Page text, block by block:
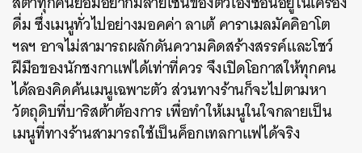
ดื่ม ซึ่งเมนูทั่วไปอย่างมอคค่า ลาเต้ คาราเมลมัคคิอาโต
ฯลฯ อาจไม่สามารถผลักดันความคิดสร้างสรรค์และโชว์
ฝีมือของนักชงกาแฟได้เท่าที่ควร จึงเปิดโอกาสให้ทุกคน
ได้ลองคิดค้นเมนูเฉพาะตัว ส่วนทางร้านก็จะไปตามหา
วัตถุดิบที่บาริสต้าต้องการ เพื่อทำให้เมนูในใจกลายเป็น
เมนูที่ทางร้านสามารถใช้เป็นค็อกเทลกาแฟได้จริง